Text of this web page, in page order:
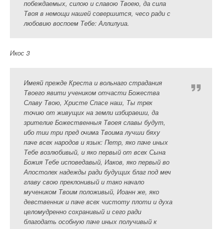
побеждаемых, силою и славою Твоею, да сила
Твоя в немощи нашей совершится, чесо ради с
любовию воспоем Тебе: Аллилуиа.
Икос 3
Имеяй прежде Креста и вольнаго страдания
Твоего явити учеником отчасти Божества
Славу Твою, Христе Спасе наш, Ты трех
точию от живущих на земли избираеши, да
зрителие Божественныя Твоея славы будут,
ибо тии три пред очима Твоима лучши бяху
паче всех народов и язык: Петр, яко паче иных
Тебе возлюбивый, и яко первый от всех Сына
Божия Тебе исповедавый, Иаков, яко первый во
Апостолех надежды ради будущих благ под меч
главу свою преклонивый и тако начало
мучеником Твоим положивый, Иоанн же, яко
девственник и паче всех чистоту плоти и духа
целомудренно сохранивый и сего ради
благодать особную паче иных получивый к